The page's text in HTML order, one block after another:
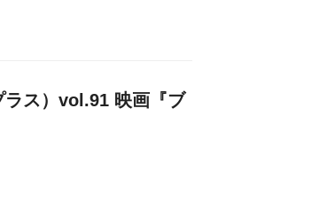
ス）vol.91 映画『ブ